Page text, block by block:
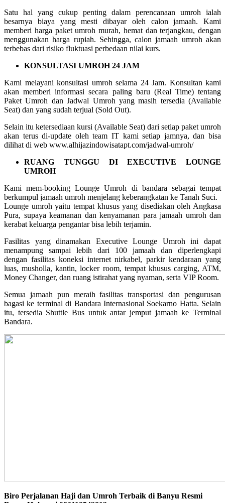
Satu hal yang cukup penting dalam perencanaan umroh ialah
besarnya biaya yang mesti dibayar oleh calon jamaah. Kami
memberi harga paket umroh murah, hemat dan terjangkau, dengan
menggunakan harga rupiah. Sehingga, calon jamaah umroh akan
terbebas dari risiko fluktuasi perbedaan nilai kurs.
KONSULTASI UMROH 24 JAM
Kami melayani konsultasi umroh selama 24 Jam. Konsultan kami
akan memberi informasi secara paling baru (Real Time) tentang
Paket Umroh dan Jadwal Umroh yang masih tersedia (Available
Seat) dan yang sudah terjual (Sold Out).
Selain itu ketersediaan kursi (Available Seat) dari setiap paket umroh
akan terus di-update oleh team IT kami setiap jamnya, dan bisa
dilihat di web www.alhijazindowisatapt.com/jadwal-umroh/
RUANG TUNGGU DI EXECUTIVE LOUNGE
UMROH
Kami mem-booking Lounge Umroh di bandara sebagai tempat
berkumpul jamaah umroh menjelang keberangkatan ke Tanah Suci.
Lounge umroh yaitu tempat khusus yang disediakan oleh Angkasa
Pura, supaya keamanan dan kenyamanan para jamaah umroh dan
kerabat keluarga pengantar bisa lebih terjamin.
Fasilitas yang dinamakan Executive Lounge Umroh ini dapat
menampung sampai lebih dari 100 jamaah dan diperlengkapi
dengan fasilitas koneksi internet nirkabel, parkir kendaraan yang
luas, musholla, kantin, locker room, tempat khusus carging, ATM,
Money Changer, dan ruang istirahat yang nyaman, serta VIP Room.
Semua jamaah pun meraih fasilitas transportasi dan pengurusan
bagasi ke terminal di Bandara Internasional Soekarno Hatta. Selain
itu, tersedia Shuttle Bus untuk antar jemput jamaah ke Terminal
Bandara.
Biro Perjalanan Haji dan Umroh Terbaik di Banyu Resmi